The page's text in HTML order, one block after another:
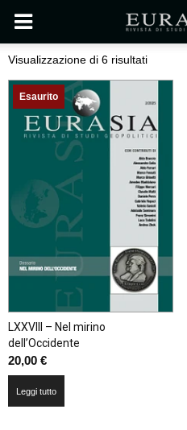
Visualizzazione di 6 risultatiOrdina
più
Esaurito
LXXVIII – Nel mirino
dell’Occidente
20,00 €
Leggi tutto